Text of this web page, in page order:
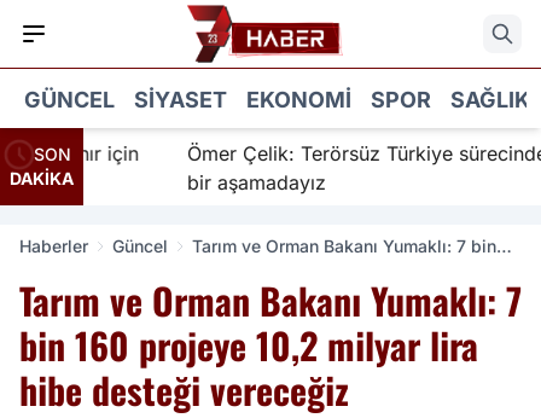
GÜNCEL SIYASET EKONOMI SPOR SAĞLIK
SON
DAKİKA
İnanır için
Ömer Çelik: Terörsüz Türkiye sürecinde
bir aşamadayız
Haberler Güncel
Tarım ve Orman Bakanı Yumaklı: 7 bin
vereceğiz
Tarım ve Orman Bakanı Yumaklı: 7
bin 160 projeye 10,2 milyar lira
hibe desteği vereceğiz